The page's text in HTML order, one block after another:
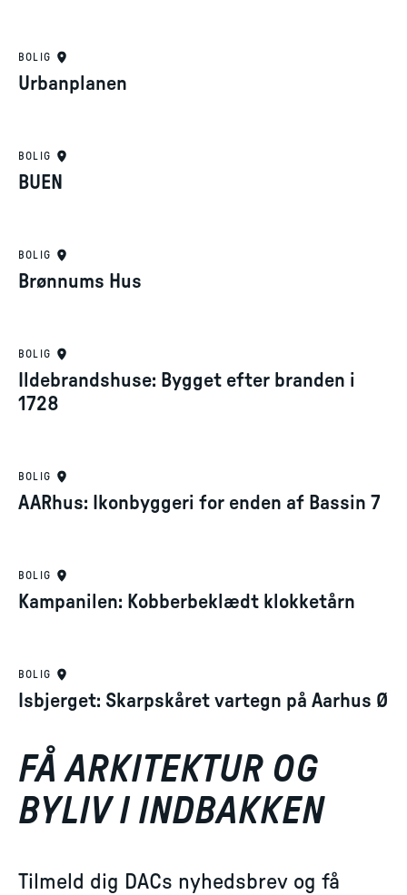
BOLIG
Urbanplanen
BOLIG
BUEN
BOLIG
Brønnums Hus
BOLIG
Ildebrandshuse: Bygget efter branden i
1728
BOLIG
AARhus: Ikonbyggeri for enden af Bassin 7
BOLIG
Kampanilen: Kobberbeklædt klokketårn
BOLIG
Isbjerget: Skarpskåret vartegn på Aarhus Ø
FÅ ARKITEKTUR OG
BYLIV I INDBAKKEN
Tilmeld dig DACs nyhedsbrev og få